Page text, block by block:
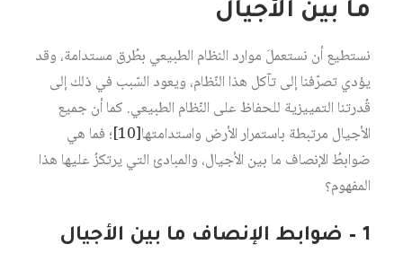
ما بين الأجيال
نستطيع أن نستعملَ موارد النظام الطبيعي بطُرق مستدامة، وقد
يؤدي تصرّفنا إلى تآكل هذا النّظام، ويعود السّبب في ذلك إلى
قُدرتنا التمييزية للحفاظ على النّظام الطبيعي. كما أن جميع
الأجيال مرتبطة باستمرار الأرض واستدامتها‏[10]
؛ فما هي
ضوابطُ الإنصاف ما بين الأجيال، والمبادئ التي يرتكزُ عليها هذا
المفهوم؟
1 – ضوابط الإنصاف ما بين الأجيال